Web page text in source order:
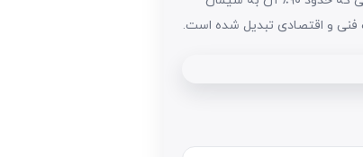
فنی و اقتصادی تبدیل شده است.